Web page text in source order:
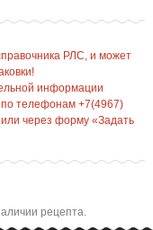
РЛС, и может
информации
телефонам +7(4967)
через форму «Задать
рецепта.